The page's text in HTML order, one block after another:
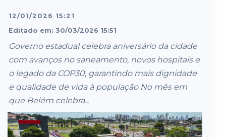
12/01/2026 15:21
Editado em: 30/03/2026 15:51
Governo estadual celebra aniversário da cidade
com avanços no saneamento, novos hospitais e
o legado da COP30, garantindo mais dignidade
e qualidade de vida à população No mês em
que Belém celebra...